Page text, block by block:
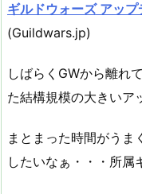
ギルドウォーズ アッ
(Guildwars.jp)
しばらくGWから離れ
た結構規模の大きいア
まとまった時間がうま
したいなぁ・・・所属